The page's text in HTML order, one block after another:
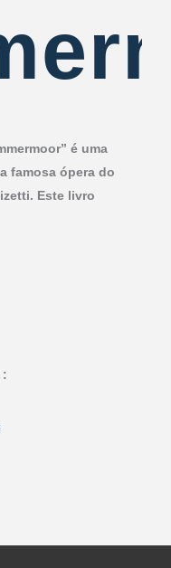
é uma
famosa ópera do
Este livro
: